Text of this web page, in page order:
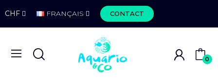
CHF FRANÇAIS CONTACT
0